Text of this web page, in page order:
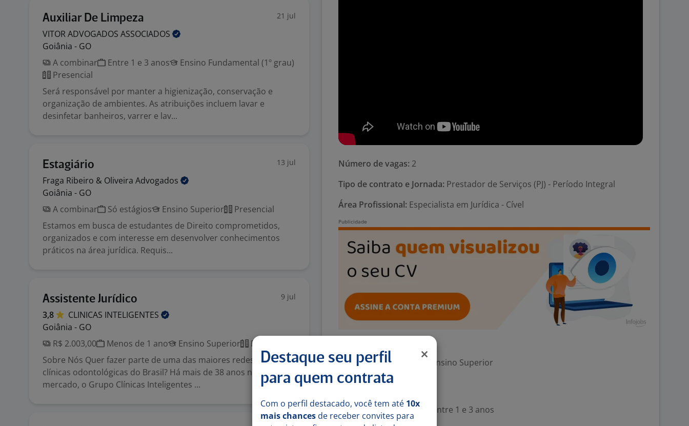
Auxiliar De Limpeza 21 jul
VITOR ADVOGADOS ASSOCIADOS
Goiânia - GO
A combinar
Entre 1 e 3 anos
Ensino Fundamental (1º grau)
Presencial
Será responsável por manter a higienização, conservação e
organização de ambientes. As atribuições incluem lavar e
desinfetar banheiros, varrer e lav...
Estagiário 13 jul
Fraga Ribeiro & Oliveira Advogados
Goiânia - GO
A combinar
Só estágios Ensino Superior
Presencial
Estamos em busca de estudantes de Direito comprometidos,
organizados e com interesse em desenvolver conhecimentos
práticos na área jurídica. Requis...
Assistente Jurídico 9 jul
3,8 CLINICAS INTELIGENTES
Goiânia - GO
R$ 2.003,00
Menos de 1 ano Ensino Superior
Presencial
Sobre Nós Quer fazer parte de uma das maiores redes de
clínicas odontológicas do Brasil? Há mais de 38 anos no
mercado, o Grupo Clínicas Inteligentes ...
Número de vagas: 2
Tipo de contrato e Jornada: Prestador de Serviços (PJ) - Período Integral
Área Profissional: Especialista em Jurídica - Cível
Escolaridade Mínima: Ensino Superior
Experiência desejada: Entre 1 e 3 anos
Destaque seu perfil
para quem contrata
Com o perfil destacado, você tem até 10x
mais chances de receber convites para